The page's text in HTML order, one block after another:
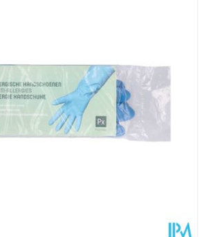
Kamertemperatuur (15°C - 25°C)